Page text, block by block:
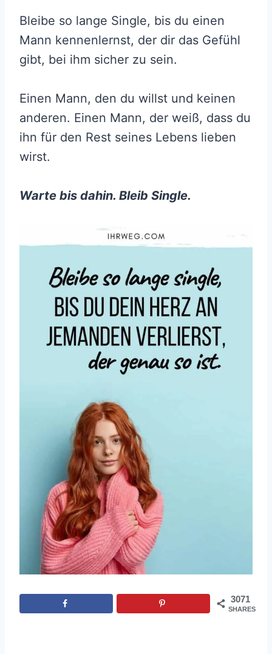
Bleibe so lange Single, bis du einen
Mann kennenlernst, der dir das Gefühl
gibt, bei ihm sicher zu sein.
Einen Mann, den du willst und keinen
anderen. Einen Mann, der weiß, dass du
ihn für den Rest seines Lebens lieben
wirst.
Warte bis dahin. Bleib Single.
3071
SHARES